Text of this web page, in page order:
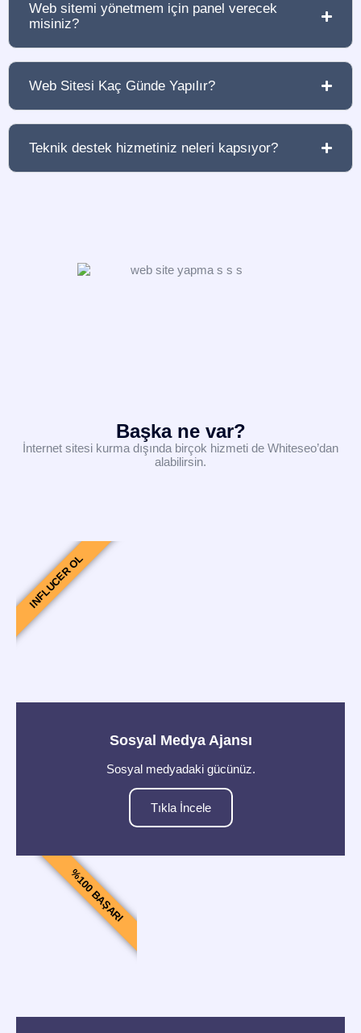
Web sitemi yönetmem için panel verecek
misiniz?
Web Sitesi Kaç Günde Yapılır?
Teknik destek hizmetiniz neleri kapsıyor?
Başka ne var?
İnternet sitesi kurma dışında birçok hizmeti de Whiteseo’dan
alabilirsin.
Sosyal Medya Ajansı
Sosyal medyadaki gücünüz.
Tıkla İncele
INFLUCER OL
%100 BAŞARI